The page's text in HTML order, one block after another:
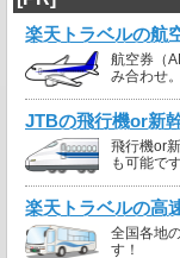
楽天トラベルの航
航空券（
み合わせ。
JTBの飛行機or新
飛行機or
も可能で
楽天トラベルの高
全国各地
す！